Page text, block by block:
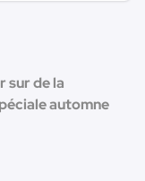
sur de la
automne